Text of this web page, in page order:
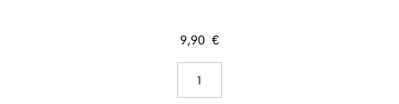
Precio
9,90 €